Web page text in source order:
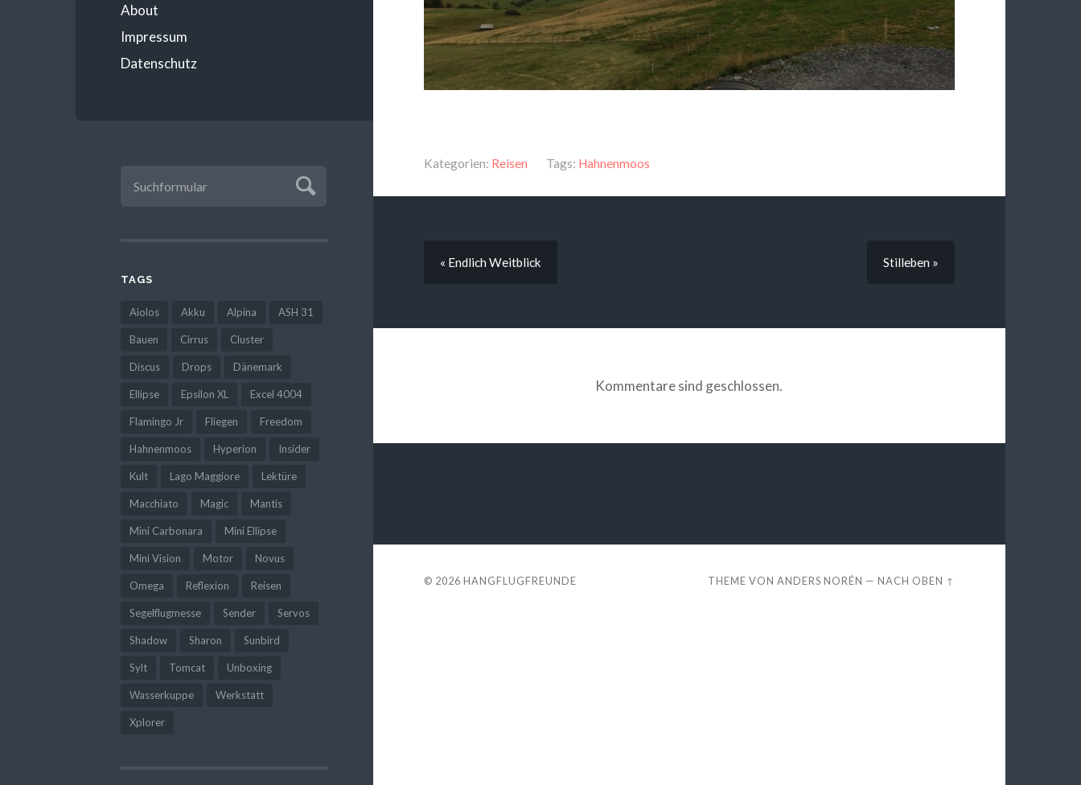
About
Impressum
Datenschutz
TAGS
Aiolos Akku Alpina ASH 31
Bauen Cirrus Cluster
Discus Drops Dänemark
Ellipse Epsilon XL Excel 4004
Flamingo Jr Fliegen Freedom
Hahnenmoos Hyperion Insider
Kult Lago Maggiore Lektüre
Macchiato Magic Mantis
Mini Carbonara Mini Ellipse
Mini Vision Motor Novus
Omega Reflexion Reisen
Segelflugmesse Sender Servos
Shadow Sharon Sunbird
Sylt Tomcat Unboxing
Wasserkuppe Werkstatt
Xplorer
Kategorien: Reisen Tags: Hahnenmoos
« Endlich Weitblick Stilleben »
Kommentare sind geschlossen.
© 2026 HANGFLUGFREUNDE THEME VONANDERS NORÉN —NACH OBEN ↑